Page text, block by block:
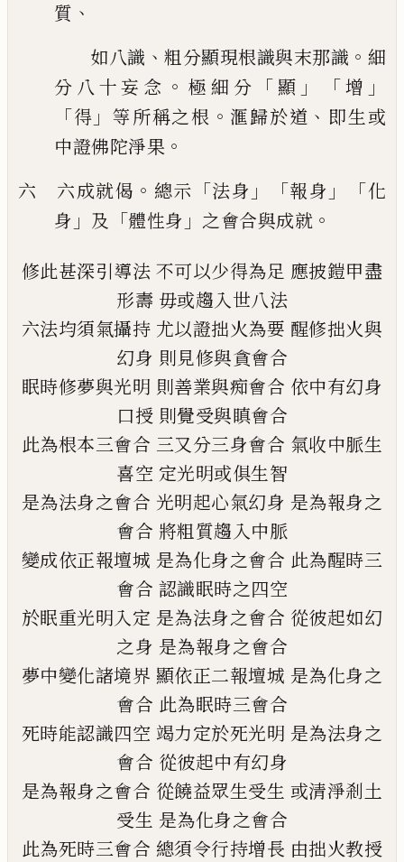
質 、
如八識 、 粗分顯現根識與末那識 。 細
分八十妄念 。 極細分 「 顯 」「增 」
「得 」等所稱之根 。 滙歸於道 、 即生或
中證佛陀淨果 。
六 六成就偈 。 總示 「法身 」「報身 」「化
身 」 及 「體性身 」 之會合與成就 。
修此甚深引導法 不可以少得為足 應披鎧甲盡
形壽 毋或趨入世八法
六法均須氣攝持 尤以證拙火為要 醒修拙火與
幻身 則見修與貪會合
眠時修夢與光明 則善業與痴會合 依中有幻身
口授 則覺受與瞋會合
此為根本三會合 三又分三身會合 氣收中脈生
喜空 定光明或俱生智
是為法身之會合 光明起心氣幻身 是為報身之
會合 將粗質趨入中脈
變成依正報壇城 是為化身之會合 此為醒時三
會合 認識眠時之四空
於眠重光明入定 是為法身之會合 從彼起如幻
之身 是為報身之會合
夢中變化諸境界 顯依正二報壇城 是為化身之
會合 此為眠時三會合
死時能認識四空 竭力定於死光明 是為法身之
會合 從彼起中有幻身
是為報身之會合 從饒益眾生受生 或清淨剎土
受生 是為化身之會合
此為死時三會合 總須令行持增長 由拙火教授